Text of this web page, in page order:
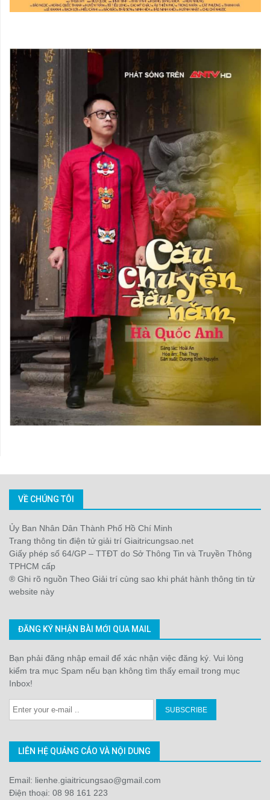
VỀ CHÚNG TÔI
Ủy Ban Nhân Dân Thành Phố Hồ Chí Minh
Trang thông tin điện tử giải trí Giaitricungsao.net
Giấy phép số 64/GP – TTĐT do Sở Thông Tin và Truyền Thông
TPHCM cấp
® Ghi rõ nguồn Theo Giải trí cùng sao khi phát hành thông tin từ
website này
ĐĂNG KÝ NHẬN BÀI MỚI QUA MAIL
Bạn phải đăng nhập email để xác nhận việc đăng ký. Vui lòng
kiểm tra mục Spam nếu bạn không tìm thấy email trong mục
Inbox!
LIÊN HỆ QUẢNG CÁO VÀ NỘI DUNG
Email: lienhe.giaitricungsao@gmail.com
Điện thoại: 08 98 161 223